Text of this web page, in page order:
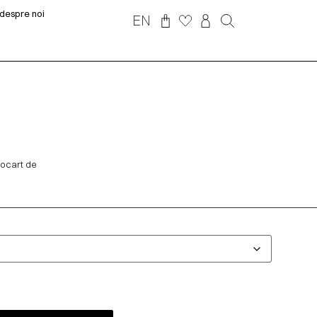
despre noi
EN
de